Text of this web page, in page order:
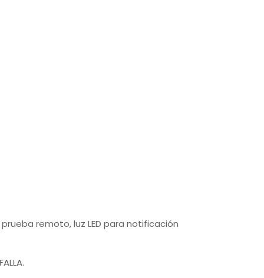
remoto, luz LED para notificación